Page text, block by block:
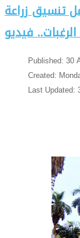
تنسيق زراعة
فيديو
Published: 30
Created:
Last Updated: